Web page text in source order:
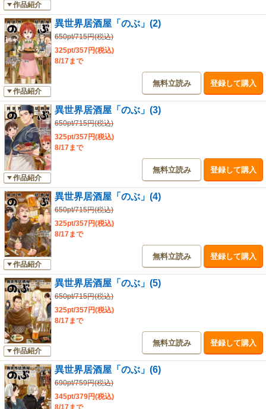
作品紹介
作品紹介
異世界居酒屋「のぶ」(2)
650pt/715円(税込)
325pt/357円(税込)
8/17まで
無料立読み 登録して購入
作品紹介
異世界居酒屋「のぶ」(3)
650pt/715円(税込)
325pt/357円(税込)
8/17まで
無料立読み 登録して購入
作品紹介
異世界居酒屋「のぶ」(4)
650pt/715円(税込)
325pt/357円(税込)
8/17まで
無料立読み 登録して購入
作品紹介
異世界居酒屋「のぶ」(5)
650pt/715円(税込)
325pt/357円(税込)
8/17まで
無料立読み 登録して購入
異世界居酒屋「のぶ」(6)
690pt/759円(税込)
345pt/379円(税込)
8/17まで